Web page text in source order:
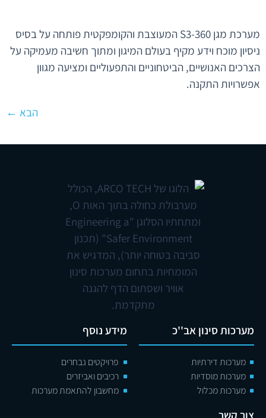
מערכת מגן 360-S3 המעוצבת והקומפקטית פותחה על בסיס
ניסיון מוכח וידע מקיף בעולם המיגון ומתוך חשיבה מעמיקה על
הצרכים האנושיים, הביטחוניים והתפעוליים ומציעה מגוון
אפשרויות התקנה.
הבא ←
מערכות סינון אב''כ
מערכות דירתיות
מערכות מוסדיות
מערכות מכלול
מידע נוסף
פרויקטים נבחרים
רכיבים ואביזרים
מחשבון להתאמת מערכות